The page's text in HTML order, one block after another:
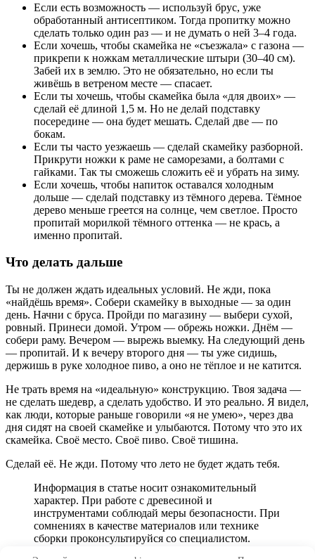
Если есть возможность — используй брус, уже
обработанный антисептиком. Тогда пропитку можно
сделать только один раз — и не думать о ней 3–4 года.
Если хочешь, чтобы скамейка не «съезжала» с газона —
прикрепи к ножкам металлические штыри (30–40 см).
Забей их в землю. Это не обязательно, но если ты
живёшь в ветреном месте — спасает.
Если ты хочешь, чтобы скамейка была «для двоих» —
сделай её длиной 1,5 м. Но не делай подставку
посередине — она будет мешать. Сделай две — по
бокам.
Если ты часто уезжаешь — сделай скамейку разборной.
Прикрути ножки к раме не саморезами, а болтами с
гайками. Так ты сможешь сложить её и убрать на зиму.
Если хочешь, чтобы напиток оставался холодным
дольше — сделай подставку из тёмного дерева. Тёмное
дерево меньше греется на солнце, чем светлое. Просто
пропитай морилкой тёмного оттенка — не крась, а
именно пропитай.
Что делать дальше
Ты не должен ждать идеальных условий. Не жди, пока
«найдёшь время». Собери скамейку в выходные — за один
день. Начни с бруса. Пройди по магазину — выбери сухой,
ровный. Принеси домой. Утром — обрежь ножки. Днём —
собери раму. Вечером — вырежь выемку. На следующий день
— пропитай. И к вечеру второго дня — ты уже сидишь,
держишь в руке холодное пиво, а оно не тёплое и не катится.
Не трать время на «идеальную» конструкцию. Твоя задача —
не сделать шедевр, а сделать удобство. И это реально. Я видел,
как люди, которые раньше говорили «я не умею», через два
дня сидят на своей скамейке и улыбаются. Потому что это их
скамейка. Своё место. Своё пиво. Своё тишина.
Сделай её. Не жди. Потому что лето не будет ждать тебя.
Информация в статье носит ознакомительный
характер. При работе с древесиной и
инструментами соблюдай меры безопасности. При
сомнениях в качестве материалов или технике
сборки проконсультируйся со специалистом.